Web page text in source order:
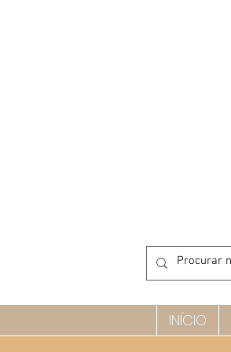
INÍCIO